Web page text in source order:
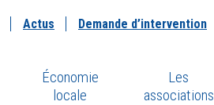
Actus Demande d’intervention
Économie
locale
Les
associations